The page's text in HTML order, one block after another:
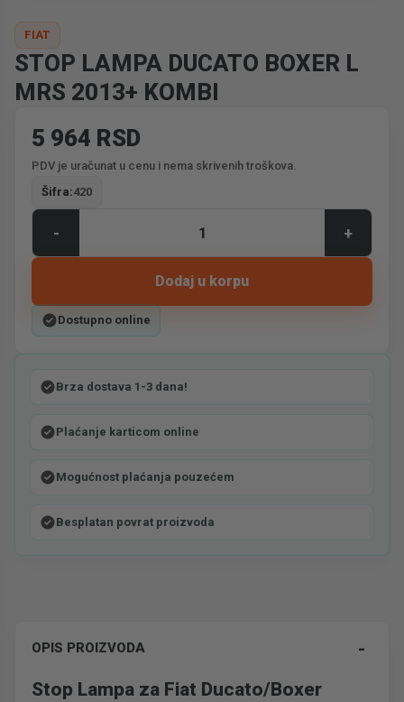
FIAT
STOP LAMPA DUCATO BOXER L
MRS 2013+ KOMBI
5 964 RSD
PDV je uračunat u cenu i nema skrivenih troškova.
Šifra:420
- +
Dodaj u korpu
Dostupno online
Brza dostava 1-3 dana!
Plaćanje karticom online
Mogućnost plaćanja pouzećem
Besplatan povrat proizvoda
OPIS PROIZVODA
Stop Lampa za Fiat Ducato/Boxer
-